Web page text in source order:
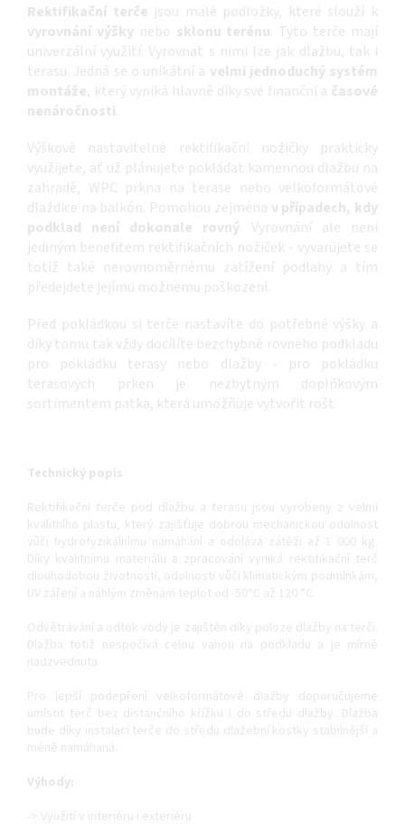
Rektifikační terče jsou malé podložky, které slouží k
vyrovnání výšky nebo sklonu terénu . Tyto terče mají
univerzální využití. Vyrovnat s nimi lze jak dlažbu, tak i
terasu. Jedná se o unikátní a velmi jednoduchý systém
montáže, který vyniká hlavně díky své finanční a časové
nenáročnosti
Výškově nastavitelné rektifikační nožičky prakticky
využijete, ať už plánujete pokládat kamennou dlažbu na
zahradě, WPC prkna na terase nebo velkoformátové
dlaždice na balkón. Pomohou zejména v případech, kdy
podklad není dokonale rovný. Vyrovnání ale není
jediným benefitem rektifikačních nožiček - vyvarujete se
totiž také nerovnoměrnému zatížení podlahy a tím
předejdete jejímu možnému poškození.
Před pokládkou si terče nastavíte do potřebné výšky a
díky tomu tak vždy docílíte bezchybně rovného podkladu
pro pokládku terasy nebo dlažby - pro pokládku
terasových prken je nezbytným doplňkovým
sortimentem patka, která umožňuje vytvořit rošt.
Technický popis
Rektifikační terče pod dlažbu a terasu jsou vyrobeny z velmi
kvalitního plastu, který zajišťuje dobrou mechanickou odolnost
vůči hydrofyzikálnímu namáhání a odolává zátěži až 1 000 kg.
Díky kvalitnímu materiálu a zpracování vyniká rektifikační terč
dlouhodobou životností, odolností vůči klimatickým podmínkám,
UV záření a náhlým změnám teplot od -50°C až 120 °C.
Odvětrávání a odtok vody je zajištěn díky poloze dlažby na terči.
Dlažba totiž nespočívá celou vahou na podkladu a je mírně
nadzvednuta.
Pro lepší podepření velkoformátové dlažby doporučujeme
umístit terč bez distančního křížku i do středu dlažby. Dlažba
bude díky instalaci terče do středu dlažební kostky stabilnější a
méně namáhaná.
Výhody:
-> Využití v interiéru i exteriéru